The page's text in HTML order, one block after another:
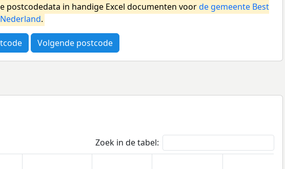
postcodedata in handige Excel documenten voorde gemeente Best
Nederland.
Volgende postcode
Zoek in de tabel: